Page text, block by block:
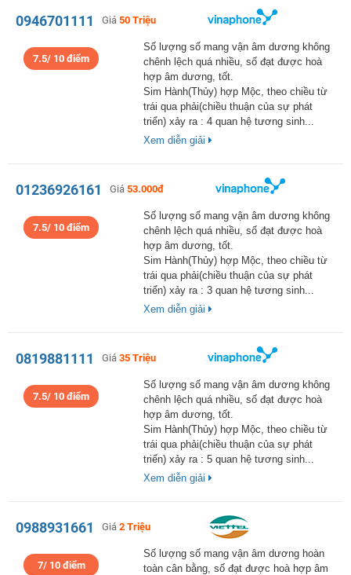
0946701111 Giá 50 Triệu
7.5/ 10 điểm
Số lượng số mang vận âm dương không
chênh lệch quá nhiều, số đạt được hoà
hợp âm dương, tốt.
Sim Hành(Thủy) hợp Mộc, theo chiều từ
trái qua phải(chiều thuận của sự phát
triển) xảy ra : 4 quan hệ tương sinh...
Xem diễn giải
01236926161 Giá 53.000đ
7.5/ 10 điểm
Số lượng số mang vận âm dương không
chênh lệch quá nhiều, số đạt được hoà
hợp âm dương, tốt.
Sim Hành(Thủy) hợp Mộc, theo chiều từ
trái qua phải(chiều thuận của sự phát
triển) xảy ra : 3 quan hệ tương sinh...
Xem diễn giải
0819881111 Giá 35 Triệu
7.5/ 10 điểm
Số lượng số mang vận âm dương không
chênh lệch quá nhiều, số đạt được hoà
hợp âm dương, tốt.
Sim Hành(Thủy) hợp Mộc, theo chiều từ
trái qua phải(chiều thuận của sự phát
triển) xảy ra : 5 quan hệ tương sinh...
Xem diễn giải
0988931661 Giá 2 Triệu
7/ 10 điểm
Số lượng số mang vận âm dương hoàn
toàn cân bằng, số đạt được hoà hợp âm